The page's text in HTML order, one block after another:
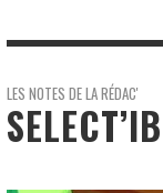
LES NOTES DE LA RÉDAC'